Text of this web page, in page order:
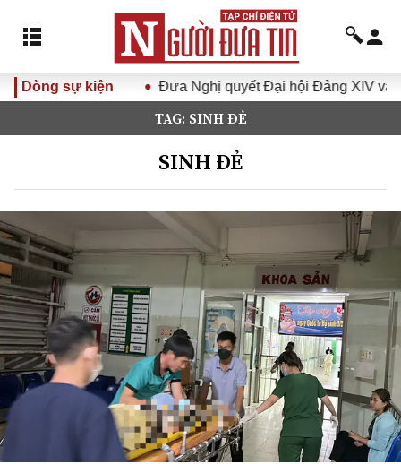
Dòng sự kiện
Đưa Nghị quyết Đại hội Đảng XIV vào cuộc sống
TAG: SINH ĐẺ
SINH ĐẺ